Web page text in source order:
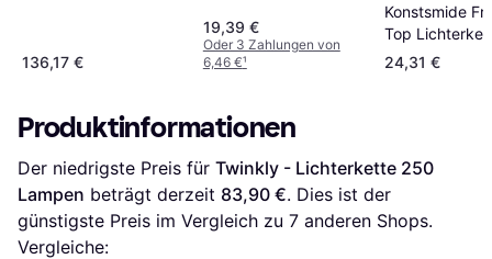
136,17 €
19,39 €
Oder 3 Zahlungen von
6,46 €¹
Konstsmide
Top
Lampen
24,31 €
Produktinformationen
Der niedrigste Preis für Twinkly - Lichterkette 250
Lampen beträgt derzeit 83,90 €. Dies ist der
günstigste Preis im Vergleich zu 7 anderen Shops.
Vergleiche: